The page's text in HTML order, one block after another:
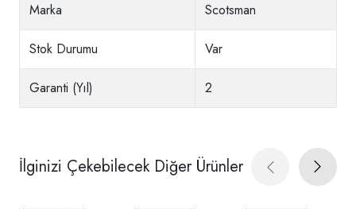
Marka Scotsman
Stok Durumu Var
Garanti (Yıl) 2
İlginizi Çekebilecek Diğer Ürünler